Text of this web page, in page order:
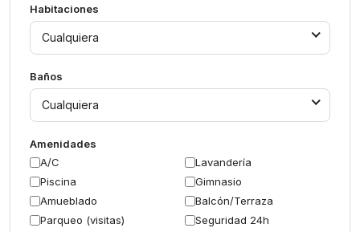
Habitaciones
Cualquiera
Baños
Cualquiera
Amenidades
A/C
Lavandería
Piscina
Gimnasio
Amueblado
Balcón/Terraza
Parqueo (visitas)
Seguridad 24h